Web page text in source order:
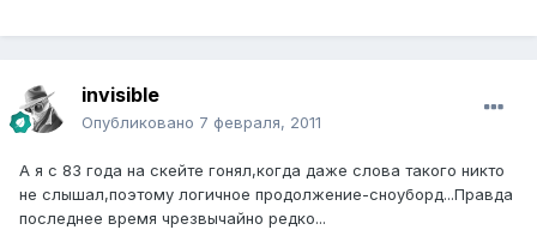
invisible
Опубликовано 7 февраля, 2011
А я с 83 года на скейте гонял,когда даже слова такого никто
не слышал,поэтому логичное продолжение-сноуборд...Правда
последнее время чрезвычайно редко...